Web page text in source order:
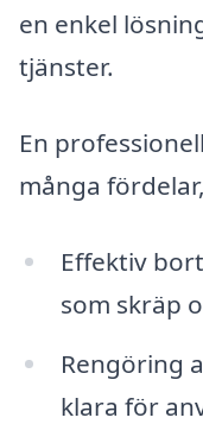
en enkel
tjänster.
En
många
Effektiv
som skräp
Rengöring
klara för